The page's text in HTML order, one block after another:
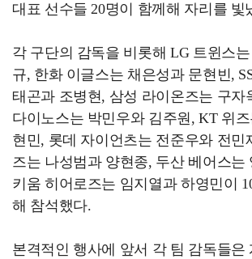
대표 선수들 20명이 함께해 자리를 빛
각 구단의 감독을 비롯해 LG 트윈스
규, 한화 이글스는 채은성과 문현빈,
태곤과 조병현, 삼성 라이온즈는 구자
다이노스는 박민우와 김주원, KT 위
현민, 롯데 자이언츠는 전준우와 전민
즈는 나성범과 양현종, 두산 베어스는
키움 히어로즈는 임지열과 하영민이
해 참석했다.
본격적인 행사에 앞서 각 팀 감독들은